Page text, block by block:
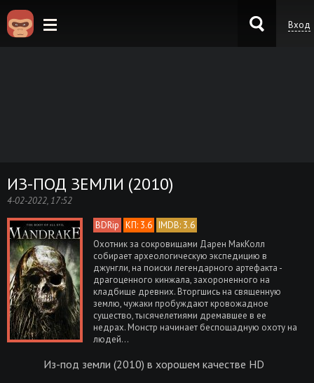
Вход
ИЗ-ПОД ЗЕМЛИ (2010)
4-02-2022, 17:52
BDRip КП: 3.6 IMDB: 3.6
Охотник за сокровищами Дарен МакКолл
собирает археологическую экспедицию в
джунгли, на поиски легендарного артефакта -
драгоценного кинжала, захороненного на
кладбище древних. Вторгшись на священную
землю, чужаки пробуждают кровожадное
существо, тысячелетиями дремавшее в ее
недрах. Монстр начинает беспощадную охоту на
людей…
Из-под земли (2010) в хорошем качестве HD